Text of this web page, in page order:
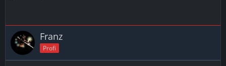
Franz
Profi